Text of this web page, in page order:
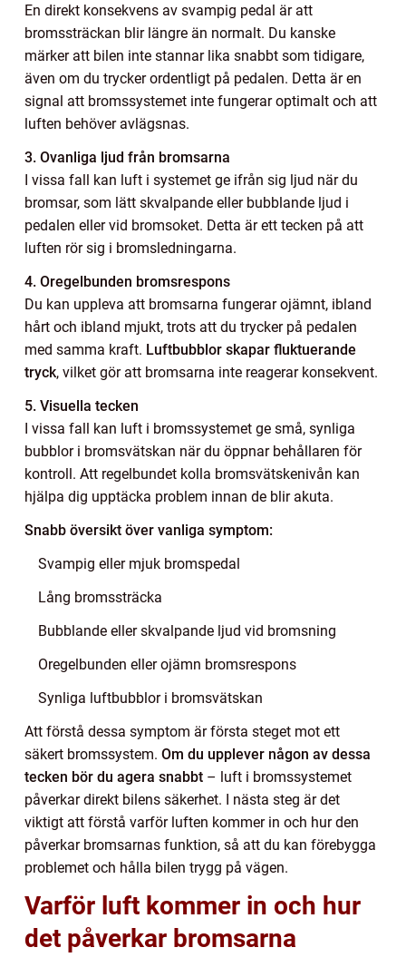
En direkt konsekvens av svampig pedal är att
bromssträckan blir längre än normalt. Du kanske
märker att bilen inte stannar lika snabbt som tidigare,
även om du trycker ordentligt på pedalen. Detta är en
signal att bromssystemet inte fungerar optimalt och att
luften behöver avlägsnas.
3. Ovanliga ljud från bromsarna
I vissa fall kan luft i systemet ge ifrån sig ljud när du
bromsar, som lätt skvalpande eller bubblande ljud i
pedalen eller vid bromsoket. Detta är ett tecken på att
luften rör sig i bromsledningarna.
4. Oregelbunden bromsrespons
Du kan uppleva att bromsarna fungerar ojämnt, ibland
hårt och ibland mjukt, trots att du trycker på pedalen
med samma kraft. Luftbubblor skapar fluktuerande
tryck, vilket gör att bromsarna inte reagerar konsekvent.
5. Visuella tecken
I vissa fall kan luft i bromssystemet ge små, synliga
bubblor i bromsvätskan när du öppnar behållaren för
kontroll. Att regelbundet kolla bromsvätskenivån kan
hjälpa dig upptäcka problem innan de blir akuta.
Snabb översikt över vanliga symptom:
Svampig eller mjuk bromspedal
Lång bromssträcka
Bubblande eller skvalpande ljud vid bromsning
Oregelbunden eller ojämn bromsrespons
Synliga luftbubblor i bromsvätskan
Att förstå dessa symptom är första steget mot ett
säkert bromssystem. Om du upplever någon av dessa
tecken bör du agera snabbt – luft i bromssystemet
påverkar direkt bilens säkerhet. I nästa steg är det
viktigt att förstå varför luften kommer in och hur den
påverkar bromsarnas funktion, så att du kan förebygga
problemet och hålla bilen trygg på vägen.
Varför luft kommer in och hur
det påverkar bromsarna